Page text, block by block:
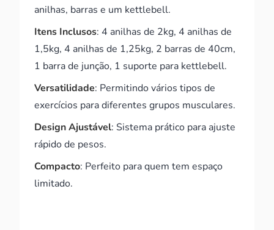
anilhas, barras e um kettlebell.
Itens Inclusos: 4 anilhas de 2kg, 4 anilhas de
1,5kg, 4 anilhas de 1,25kg, 2 barras de 40cm,
1 barra de junção, 1 suporte para kettlebell.
Versatilidade: Permitindo vários tipos de
exercícios para diferentes grupos musculares.
Design Ajustável: Sistema prático para ajuste
rápido de pesos.
Compacto: Perfeito para quem tem espaço
limitado.